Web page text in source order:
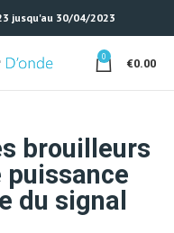
jusqu'au 30/04/2023
0 €0.00
brouilleurs
puissance
du signal